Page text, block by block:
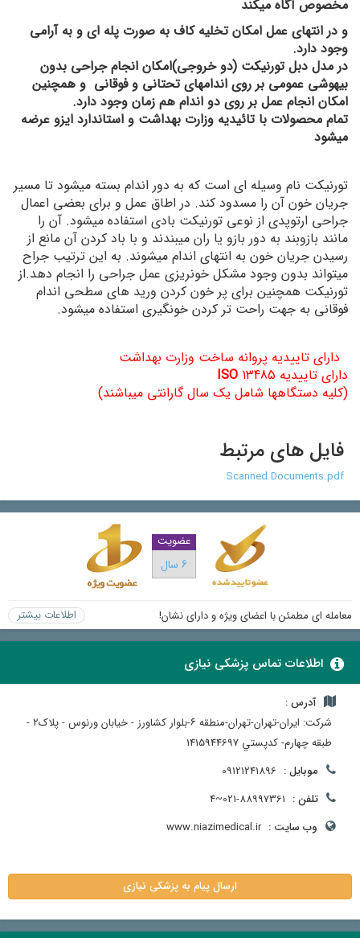
مخصوص آگاه میکند
و در انتهای عمل امکان تخلیه کاف به صورت پله ای و به آرامی
وجود دارد.
در مدل دبل تورنیکت (دو خروجی)امکان انجام جراحی بدون
بیهوشی عمومی بر روی اندامهای تحتانی و فوقانی و همچنین
امکان انجام عمل بر روی دو اندام هم زمان وجود دارد.
تمام محصولات با تائیدیه وزارت بهداشت و استاندارد ایزو عرضه
میشود
تورنیکتنام وسیله ای است که به دور اندام بسته میشود تا مسیر
جریان خون آن را مسدود کند. در اطاق عمل و برای بعضی اعمال
جراحی ارتوپدی از نوعی تورنیکتبادی استفاده میشود. آن را
مانند بازوبند به دور بازو یا ران میبندند و با باد کردن آن مانع از
رسیدن جریان خون به انتهای اندام میشوند. به این ترتیب جراح
میتواند بدون وجود مشکل خونریزی عمل جراحی را انجام دهد.از
تورنیکتهمچنین برای پر خون کردن ورید های سطحی اندام
فوقانی به جهت راحت تر کردن خونگیری استفاده میشود.
دارای تاییدیه پروانه ساخت وزارت بهداشت
دارای تاییدیه
ISO 13485
(کلیه دستگاهها شامل یک سال گارانتی میباشند)
فایل های مرتبط
Scanned Documents.pdf
عضویت
6 سال
معامله ای مطمئن با اعضای ویژه و دارای نشان! اطلاعات بیشتر
اطلاعات تماس پزشکی نیازی
آدرس :
شرکت: ایران-تهران-تهران-منطقه ۶-بلوار کشاورز - خیابان ورنوس - پلاک۲ -
طبقه چهارم- کدپستي 1415944697
موبایل : 09121241896
تلفن : 021-88997361~4
وب سایت : www.niazimedical.ir
ارسال پیام به پزشکی نیازی